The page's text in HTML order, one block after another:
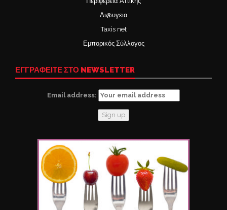
Δι@υγεια
Taxis net
Εμπορικός Σύλλογος
ΕΓΓΡΑΦΕΙΤΕ ΣΤΟ NEWSLETTER
Email address: